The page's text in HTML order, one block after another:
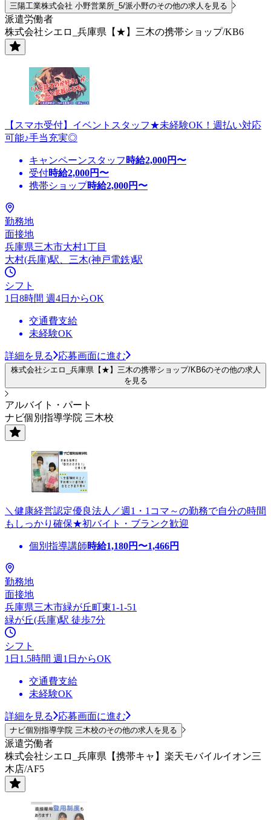
三陽工業株式会社 小野営業所_5/派小野のその他の求人を見る
派遣労働者
株式会社シエロ_兵庫県【★】三木の携帯ショップ/KB6
【スマホ受付】イベントスタッフ★未経験OK！週払い対応
可能♪手当充実◎
キャンペーンスタッフ 時給2,000円〜
受付時給2,000円〜
携帯ショップ時給2,000円〜
勤務地
面接地
兵庫県三木市大村1丁目
大村(兵庫)駅、三木(神戸電鉄)駅
シフト
1日8時間 週4日からOK
交通費支給
未経験OK
詳細を見る 応募画面に進む
株式会社シエロ_兵庫県【★】三木の携帯ショップ/KB6のその他の求人
を見る
アルバイト・パート
ナビ個別指導学院 三木校
＼健康経営認定優良法人／週1・1コマ～の勤務で自分の時間
もしっかり確保★初バイト・ブランク歓迎
個別指導講師時給1,180円〜1,466円
勤務地
面接地
兵庫県三木市緑が丘町東1-1-51
緑が丘(兵庫)駅 徒歩7分
シフト
1日1.5時間 週1日からOK
交通費支給
未経験OK
詳細を見る 応募画面に進む
ナビ個別指導学院 三木校のその他の求人を見る
派遣労働者
株式会社シエロ_兵庫県【携帯キャ】楽天モバイルイオン三
木店/AF5